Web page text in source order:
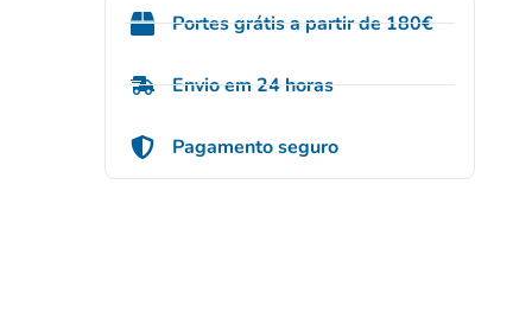
Portes grátis a partir de 180€
Envio em 24 horas
Pagamento seguro